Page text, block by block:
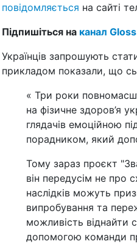
повідомляється на сайті
Підпишіться на канал
Українців запрошують
прикладом показали, що
« Три роки
на фізичне здоров’я
глядачів емоційною
порадником, який
Тому зараз проєкт
він передусім не про
наслідків можуть
випробування та
можливість віднайти
допомогою команди